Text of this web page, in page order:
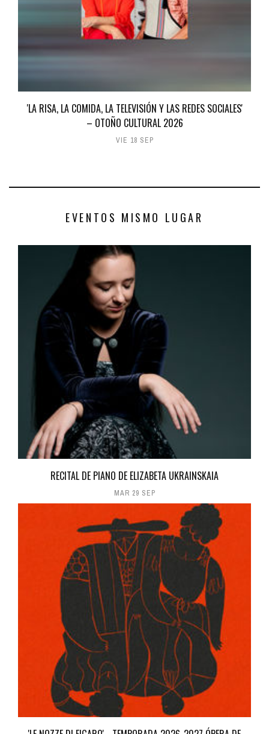
'LA RISA, LA COMIDA, LA TELEVISIÓN Y LAS REDES SOCIALES'
– OTOÑO CULTURAL 2026
VIE 18 SEP
EVENTOS MISMO LUGAR
RECITAL DE PIANO DE ELIZABETA UKRAINSKAIA
MAR 29 SEP